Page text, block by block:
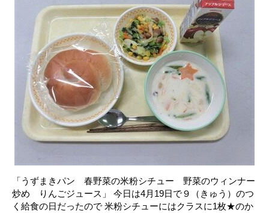
「うずまきパン 春野菜の米粉シチュー 野菜のウィンナー
炒め りんごジュース」 今日は4月19日で９（きゅう）のつ
く給食の日だったので 米粉シチューにはクラスに1枚★のか